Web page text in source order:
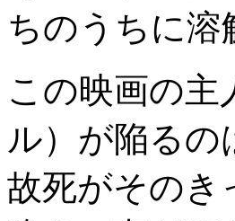
ちのうちに溶
この映画の
ル）が陥るの
故死がそのき